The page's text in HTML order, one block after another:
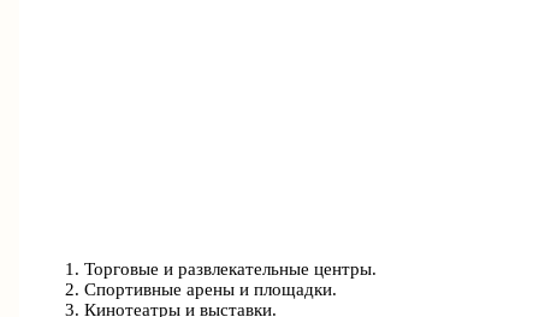
Торговые и развлекательные центры.
Спортивные арены и площадки.
Кинотеатры и выставки.